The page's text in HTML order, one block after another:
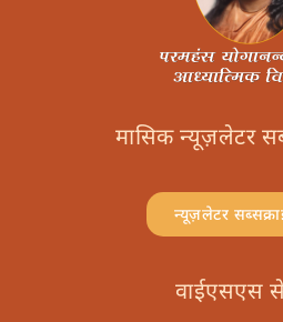
मासिक न्यूज़लेटर
न्यूज़लेटर
वाईएसएस